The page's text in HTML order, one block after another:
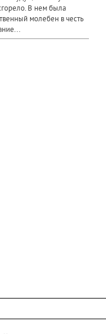
В нем была
молебен в честь